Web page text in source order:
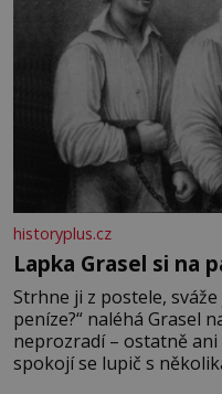
historyplus.cz
Lapka Grasel si na
Strhne ji z postele,
peníze?“ naléhá Grasel
neprozradí – ostatně
spokojí se lupič s